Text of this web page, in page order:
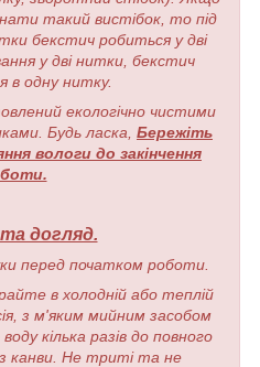
такий вистібок, то під
бекстич робиться у дві
у дві нитки, бекстич
в одну нитку.
екологічно чистими
Будь ласка, Бережіть
вологи до закінчення
догляд.
перед початком роботи.
в холодній або теплій
з м'яким мийним засобом
кілька разів до повного
канви. Не триті та не